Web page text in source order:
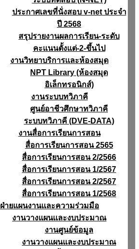
ประกาศเลขที่นั่งสอบ v-net ประจำ
ปี 2568
สรุปรายงานผลการเรียน-ระดับ
คะแนนตั้งแต่-2-ขึ้นไป
งานวิทยาบริการเเละห้องสมุด
NPT Library (ห้องสมุด
อิเล็กทรอนิกส์)
งานระบบทวิภาคี
ศูนย์อาชีวศึกษาทวิภาคี
ระบบทวิภาคี (DVE-DATA)
งานสื่อการเรียนการสอน
สื่อการเรียนการสอน 2565
สื่อการเรียนการสอน 2/2566
สื่อการเรียนการสอน 1/2567
สื่อการเรียนการสอน 2/2567
สื่อการเรียนการสอน 1/2568
ฝ่ายแผนงานเเละความร่วมมือ
งานวางแผนเเละงบประมาณ
งานศูนย์ข้อมูล
งานวางแผนและงบประมาณ